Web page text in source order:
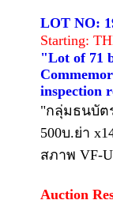
LOT NO:
Starting:
"Lot of 71
inspection
"กลุ่มธนบัต
500บ.ย่า
สภาพ VF-
Auction